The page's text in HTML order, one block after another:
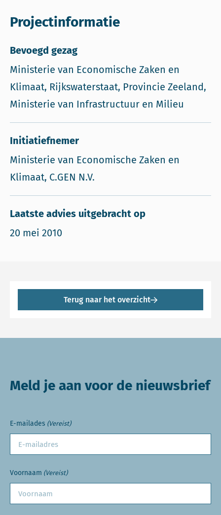
Projectinformatie
Bevoegd gezag
Ministerie van Economische Zaken en
Klimaat, Rijkswaterstaat, Provincie Zeeland,
Ministerie van Infrastructuur en Milieu
Initiatiefnemer
Ministerie van Economische Zaken en
Klimaat, C.GEN N.V.
Laatste advies uitgebracht op
20 mei 2010
Terug naar het overzicht
Meld je aan voor de nieuwsbrief
E-mailades (Vereist)
Voornaam (Vereist)